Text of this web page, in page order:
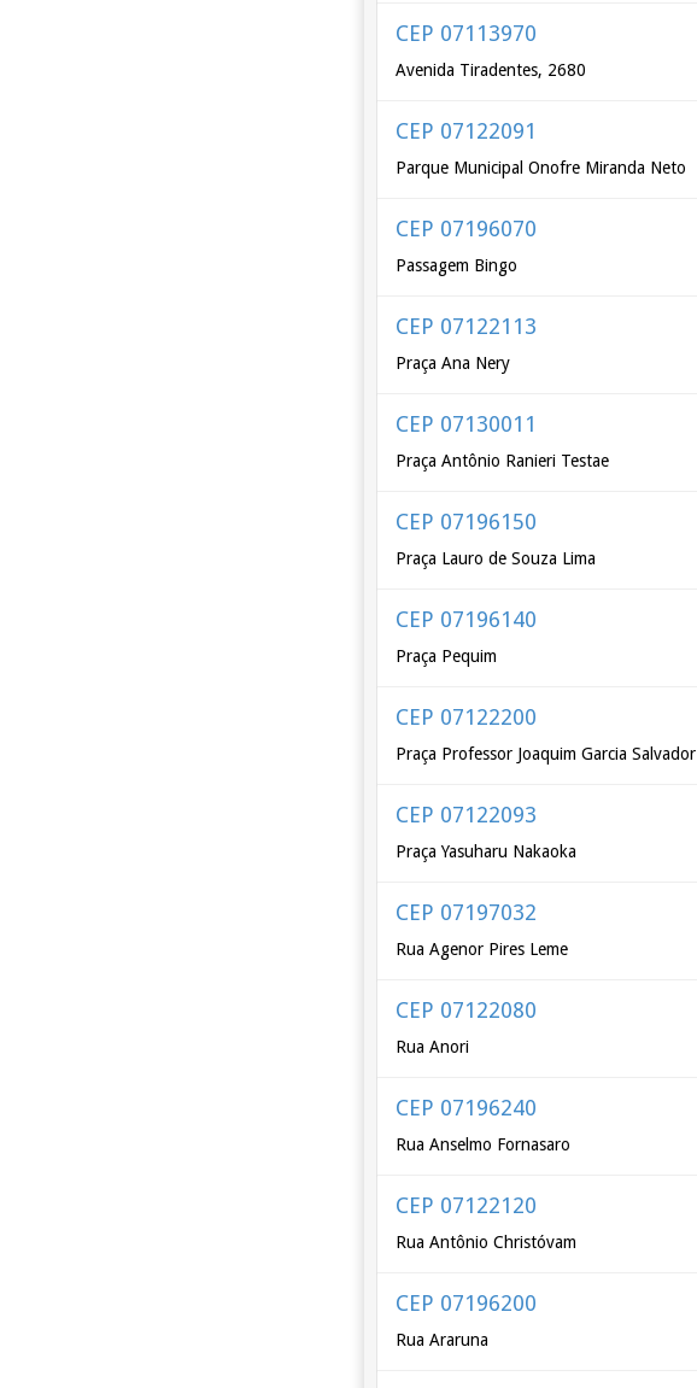
CEP 07113970
Avenida Tiradentes, 2680
CEP 07122091
Parque Municipal Onofre Miranda Neto
CEP 07196070
Passagem Bingo
CEP 07122113
Praça Ana Nery
CEP 07130011
Praça Antônio Ranieri Testae
CEP 07196150
Praça Lauro de Souza Lima
CEP 07196140
Praça Pequim
CEP 07122200
Praça Professor Joaquim Garcia Salvador
CEP 07122093
Praça Yasuharu Nakaoka
CEP 07197032
Rua Agenor Pires Leme
CEP 07122080
Rua Anori
CEP 07196240
Rua Anselmo Fornasaro
CEP 07122120
Rua Antônio Christóvam
CEP 07196200
Rua Araruna